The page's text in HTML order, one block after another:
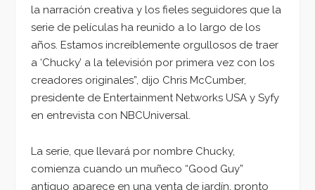
la narración creativa y los fieles seguidores que la
serie de películas ha reunido a lo largo de los
años. Estamos increíblemente orgullosos de traer
a ‘Chucky’ a la televisión por primera vez con los
creadores originales”, dijo Chris McCumber,
presidente de Entertainment Networks USA y Syfy
en entrevista con NBCUniversal.
La serie, que llevará por nombre Chucky,
comienza cuando un muñeco “Good Guy”
antiguo aparece en una venta de jardín, pronto